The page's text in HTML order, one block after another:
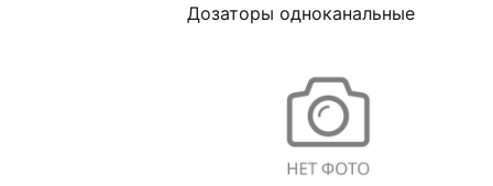
Дозаторы одноканальные